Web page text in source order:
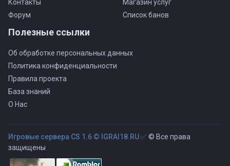
Контакты
Форум
Магазин услуг
Список банов
Полезные ссылки
Об обработке персональных данных
Политика конфиденциальности
Правила проекта
База знаний
О Нас
Игровые сервера CS 1.6 © IGRAI18.RU ✅© Все права
защищены